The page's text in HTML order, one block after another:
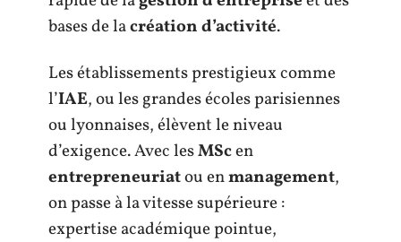
bases de lacréation d’activité.
Les établissements prestigieux comme
l’IAE, ou les grandes écoles parisiennes
ou lyonnaises, élèvent le niveau
d’exigence. Avec lesMScen
entrepreneuriatou enmanagement,
on passe à la vitesse supérieure :
expertise académique pointue,